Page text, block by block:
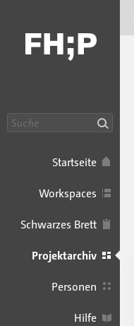
Startseite
Workspaces
Schwarzes Brett
Projektarchiv
Personen
Hilfe